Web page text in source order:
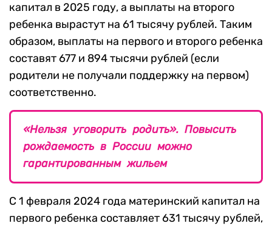
капитал в 2025 году, а выплаты на второго
ребенка вырастут на 61 тысячу рублей. Таким
образом, выплаты на первого и второго ребенка
составят 677 и 894 тысячи рублей (если
родители не получали поддержку на первом)
соответственно.
«Нельзя уговорить родить». Повысить
рождаемость в России можно
гарантированным жильем
С 1 февраля 2024 года материнский капитал на
первого ребенка составляет 631 тысячу рублей,